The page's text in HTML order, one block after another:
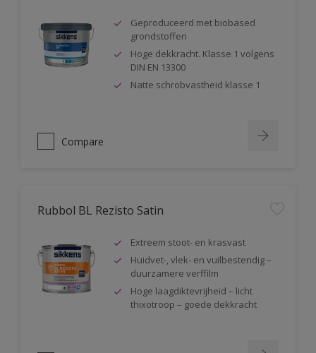
Geproduceerd met biobased
grondstoffen
Hoge dekkracht. Klasse 1 volgens
DIN EN 13300
Natte schrobvastheid klasse 1
Compare
Rubbol BL Rezisto Satin
Extreem stoot- en krasvast
Huidvet-, vlek- en vuilbestendig –
duurzamere verffilm
Hoge laagdiktevrijheid – licht
thixotroop – goede dekkracht